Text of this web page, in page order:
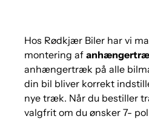
Hos Rødkjær Biler har vi
montering af
anhængertræk på alle
din bil bliver korrekt
nye træk. Når du bestiller
valgfrit om du ønsker 7-